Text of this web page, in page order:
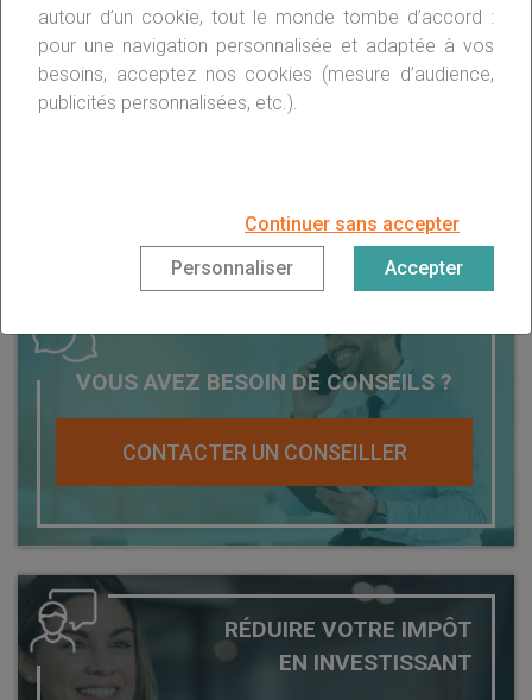
La réforme de l’APL reportée au 1er avril
Baisse des APL : le gouvernement rectifie le
VOUS AVEZ BESOIN DE CONSEILS ?
CONTACTER UN CONSEILLER
RÉDUIRE VOTRE IMPÔT
EN INVESTISSANT
autour d’un cookie, tout le monde tombe d’accord :
pour une navigation personnalisée et adaptée à vos
besoins, acceptez nos cookies (mesure d’audience,
publicités personnalisées, etc.).
Continuer sans accepter
Personnaliser
Accepter